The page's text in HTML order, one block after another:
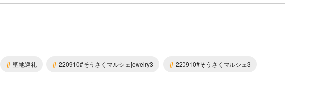
# 聖地巡礼 # 220910#そうさくマルシェjewelry3 # 220910#そうさくマルシェ3